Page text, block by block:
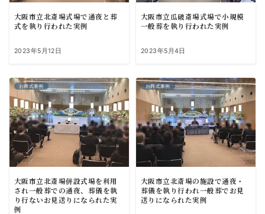
大阪市立北斎場式場で通夜と葬
式を執り行われた実例
2023年5月12日
大阪市立瓜破斎場式場で小規模
一般葬を執り行われた実例
2023年5月4日
お葬式事例
大阪市立北斎場併設式場を利用
され一般葬での通夜、葬儀を執
り行ないお見送りになられた実
例
お葬式事例
大阪市立北斎場の施設で通夜・
葬儀を執り行われ一般葬でお見
送りになられた実例